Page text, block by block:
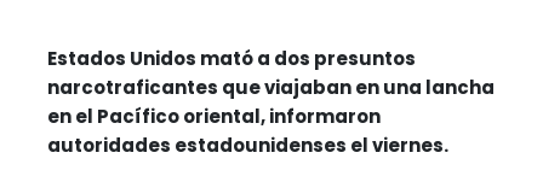
Estados Unidos mató a dos presuntos
narcotraficantes que viajaban en una lancha
en el Pacífico oriental, informaron
autoridades estadounidenses el viernes.